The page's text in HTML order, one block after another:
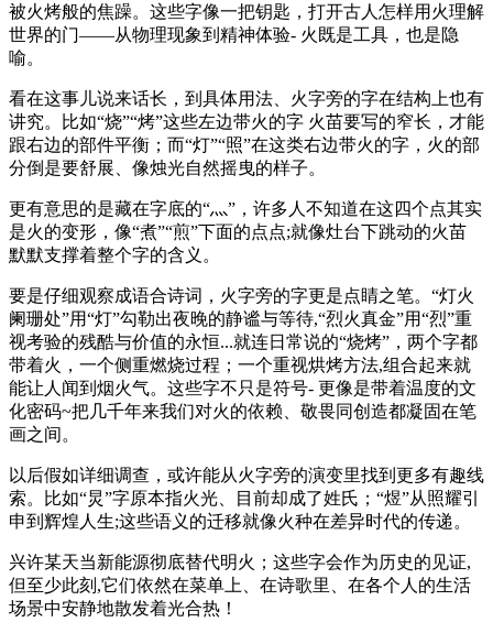
被火烤般的焦躁。这些字像一把钥匙，打开古人怎样用火理解
世界的门——从物理现象到精神体验- 火既是工具，也是隐
喻。
看在这事儿说来话长，到具体用法、火字旁的字在结构上也有
讲究。比如“烧”“烤”这些左边带火的字 火苗要写的窄长，才能
跟右边的部件平衡；而“灯”“照”在这类右边带火的字，火的部
分倒是要舒展、像烛光自然摇曳的样子。
更有意思的是藏在字底的“灬”，许多人不知道在这四个点其实
是火的变形，像“煮”“煎”下面的点点;就像灶台下跳动的火苗
默默支撑着整个字的含义。
要是仔细观察成语合诗词，火字旁的字更是点睛之笔。“灯火
阑珊处”用“灯”勾勒出夜晚的静谧与等待,“烈火真金”用“烈”重
视考验的残酷与价值的永恒...就连日常说的“烧烤”，两个字都
带着火，一个侧重燃烧过程；一个重视烘烤方法,组合起来就
能让人闻到烟火气。这些字不只是符号- 更像是带着温度的文
化密码~把几千年来我们对火的依赖、敬畏同创造都凝固在笔
画之间。
以后假如详细调查，或许能从火字旁的演变里找到更多有趣线
索。比如“炅”字原本指火光、目前却成了姓氏；“煜”从照耀引
申到辉煌人生;这些语义的迁移就像火种在差异时代的传递。
兴许某天当新能源彻底替代明火；这些字会作为历史的见证,
但至少此刻,它们依然在菜单上、在诗歌里、在各个人的生活
场景中安静地散发着光合热！